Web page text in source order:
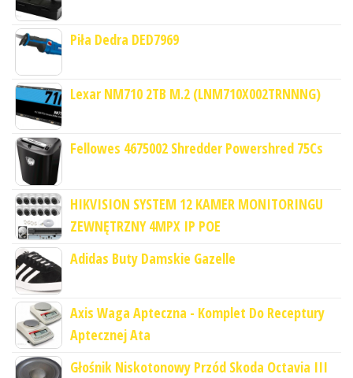
Piła Dedra DED7969
Lexar NM710 2TB M.2 (LNM710X002TRNNNG)
Fellowes 4675002 Shredder Powershred 75Cs
HIKVISION SYSTEM 12 KAMER MONITORINGU
ZEWNĘTRZNY 4MPX IP POE
Adidas Buty Damskie Gazelle
Axis Waga Apteczna - Komplet Do Receptury
Aptecznej Ata
Głośnik Niskotonowy Przód Skoda Octavia III